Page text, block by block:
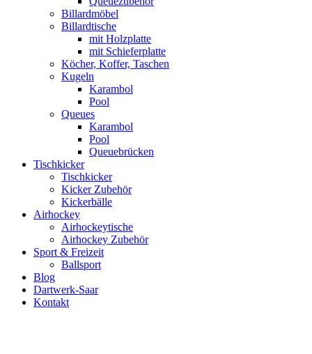
Billardmöbel
Billardtische
mit Holzplatte
mit Schieferplatte
Köcher, Koffer, Taschen
Kugeln
Karambol
Pool
Queues
Karambol
Pool
Queuebrücken
Tischkicker
Tischkicker
Kicker Zubehör
Kickerbälle
Airhockey
Airhockeytische
Airhockey Zubehör
Sport & Freizeit
Ballsport
Blog
Dartwerk-Saar
Kontakt